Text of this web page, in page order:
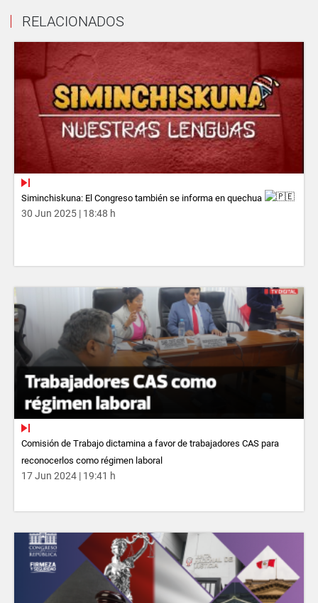
RELACIONADOS
Siminchiskuna: El Congreso también se informa en quechua
30 Jun 2025 | 18:48 h
Comisión de Trabajo dictamina a favor de trabajadores CAS para
reconocerlos como régimen laboral
17 Jun 2024 | 19:41 h